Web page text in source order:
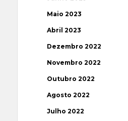
Maio 2023
Abril 2023
Dezembro 2022
Novembro 2022
Outubro 2022
Agosto 2022
Julho 2022